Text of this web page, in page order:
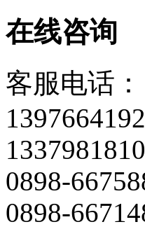
在线咨询
客服电话：
0898-
0898-